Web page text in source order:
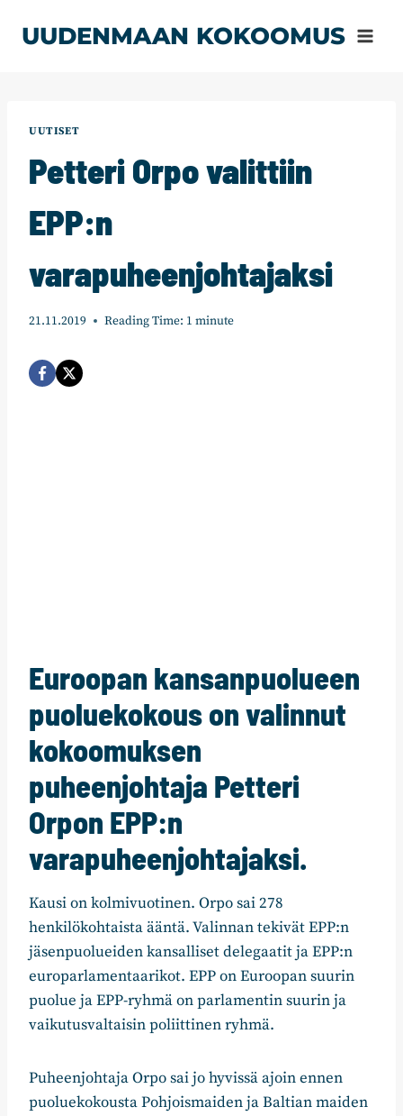
sisältöön
UUDENMAAN KOKOOMUS
UUTISET
Petteri Orpo valittiin
EPP:n
varapuheenjohtajaksi
21.11.2019 Reading Time: 1 minute
Euroopan kansanpuolueen
puoluekokous on valinnut
kokoomuksen
puheenjohtaja Petteri
Orpon EPP:n
varapuheenjohtajaksi.
Kausi on kolmivuotinen. Orpo sai 278
henkilökohtaista ääntä. Valinnan tekivät EPP:n
jäsenpuolueiden kansalliset delegaatit ja EPP:n
europarlamentaarikot. EPP on Euroopan suurin
puolue ja EPP-ryhmä on parlamentin suurin ja
vaikutusvaltaisin poliittinen ryhmä.
Puheenjohtaja Orpo sai jo hyvissä ajoin ennen
puoluekokousta Pohjoismaiden ja Baltian maiden